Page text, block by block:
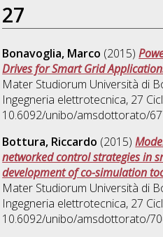
27
Bonavoglia, Marco (2015)
Drives for Smart Grid
Mater Studiorum Università di
Ingegneria elettrotecnica, 27
10.6092/unibo/amsdottorato/
Bottura, Riccardo (2015)
networked control strategies in
development of co-simulation
Mater Studiorum Università di
Ingegneria elettrotecnica, 27
10.6092/unibo/amsdottorato/